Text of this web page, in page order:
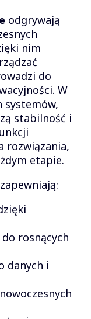
odgrywają
nim
do
W
systemów,
stabilność i
rozwiązania,
etapie.
rosnących
danych i